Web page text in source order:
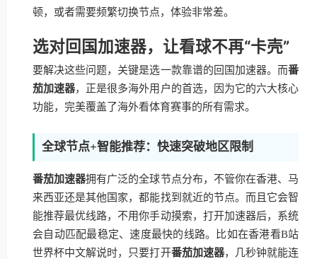
顿，或者需要频繁切换节点，体验非常差。
选对回国加速器，让看球不再“卡壳”
要解决这些问题，关键是选一款靠谱的回国加速器。而番
茄加速器，正是很多海外用户的首选，因为它的六大核心
功能，完美覆盖了海外看体育赛事的所有需求。
全球节点+智能推荐：快速突破地区限制
番茄加速器拥有广泛的全球节点分布，不管你在香港、马
来西亚还是其他国家，都能找到就近的节点。而且它会智
能推荐最优线路，不用你手动摸索，打开加速器后，系统
会自动匹配最稳定、速度最快的线路。比如在香港看B站
世界杯中文解说时，只要打开番茄加速器，几秒钟就能连